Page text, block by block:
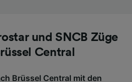
und SNCB Züge
Central
Brüssel Central mit den